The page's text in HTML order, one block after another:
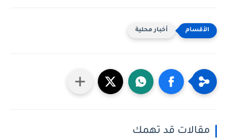
أخبار محلية
مقالات قد تهمك